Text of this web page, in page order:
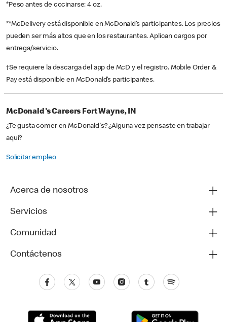
*Peso antes de cocinarse: 4 oz.
**McDelivery está disponible en McDonald’s participantes. Los precios
pueden ser más altos que en los restaurantes. Aplican cargos por
entrega/servicio.
†Se requiere la descarga del app de McD y el registro. Mobile Order &
Pay está disponible en McDonald’s participantes.
McDonald's Careers Fort Wayne, IN
¿Te gusta comer en McDonald's? ¿Alguna vez pensaste en trabajar
aquí?
Solicitar empleo
Acerca de nosotros
Servicios
Comunidad
Contáctenos